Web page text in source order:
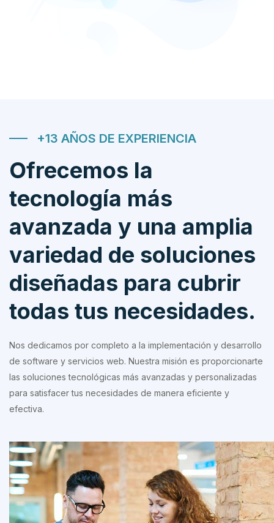
+13 AÑOS DE EXPERIENCIA
Ofrecemos la
tecnología más
avanzada y una amplia
variedad de soluciones
diseñadas para cubrir
todas tus necesidades.
Nos dedicamos por completo a la implementación y desarrollo
de software y servicios web. Nuestra misión es proporcionarte
las soluciones tecnológicas más avanzadas y personalizadas
para satisfacer tus necesidades de manera eficiente y
efectiva.